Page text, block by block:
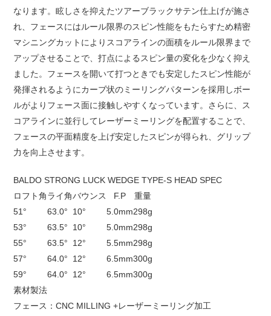
なります。眩しさを抑えたツアーブラックサテン仕上げが施さ
れ、フェースにはルール限界のスピン性能をもたらすため精密
マシニングカットによりスコアラインの面積をルール限界まで
アップさせることで、打点によるスピン量の変化を少なく抑え
ました。フェースを開いて打つときでも安定したスピン性能が
発揮されるようにカーブ状のミーリングパターンを採用しボー
ルがよりフェース面に接触しやすくなっています。さらに、ス
コアラインに並行してレーザーミーリングを配置することで、
フェースの平面精度を上げ安定したスピンが得られ、グリップ
力を向上させます。
BALDO STRONG LUCK WEDGE TYPE-S HEAD SPEC
ロフト角ライ角バウンス F.P
重量
51°
63.0° 10° 5.0mm298g
53°
63.5° 10° 5.0mm298g
55°
63.5° 12° 5.5mm298g
57°
64.0° 12° 6.5mm300g
59°
64.0° 12° 6.5mm300g
素材製法
フェース：CNC MILLING +レーザーミーリング加工